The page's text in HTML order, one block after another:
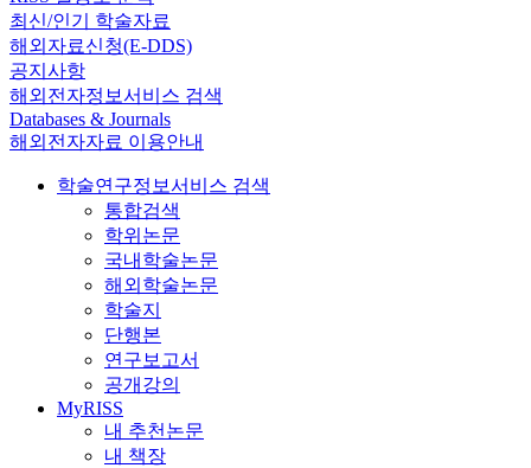
최신/인기 학술자료
해외자료신청(E-DDS)
공지사항
해외전자정보서비스 검색
Databases & Journals
해외전자자료 이용안내
학술연구정보서비스 검색
통합검색
학위논문
국내학술논문
해외학술논문
학술지
단행본
연구보고서
공개강의
MyRISS
내 추천논문
내 책장